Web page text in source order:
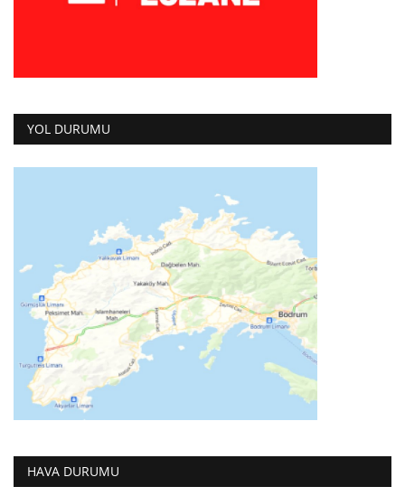
YOL DURUMU
HAVA DURUMU